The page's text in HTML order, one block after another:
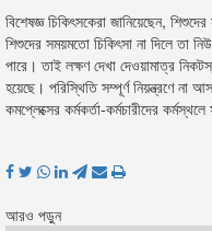
বিশেষজ্ঞ চিকিৎসকেরা জানিয়েছেন,
শিশুদের সময়মতো চিকিৎসা না দিলে তা
পারে। তাই লক্ষণ দেখা দেওয়ামাত্র
হয়েছে। পরিস্থিতি সম্পূর্ণ নিয়ন্ত্রণে না
কমপ্লেক্সের কর্মকর্তা-কর্মচারীদের
আরও পড়ুন